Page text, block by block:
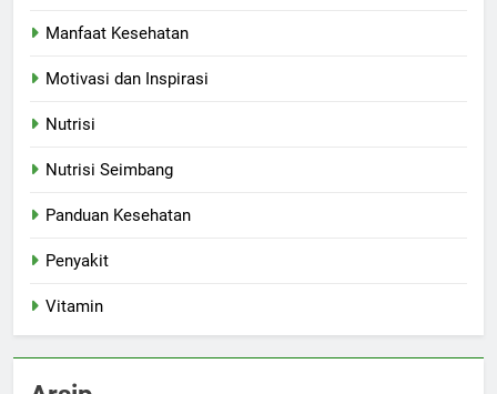
Manfaat Kesehatan
Motivasi dan Inspirasi
Nutrisi
Nutrisi Seimbang
Panduan Kesehatan
Penyakit
Vitamin